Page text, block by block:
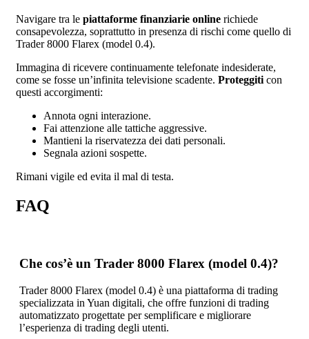
Navigare tra le piattaforme finanziarie online richiede
consapevolezza, soprattutto in presenza di rischi come quello di
Trader 8000 Flarex (model 0.4).
Immagina di ricevere continuamente telefonate indesiderate,
come se fosse un’infinita televisione scadente. Proteggiticon
questi accorgimenti:
Annota ogni interazione.
Fai attenzione alle tattiche aggressive.
Mantieni la riservatezza dei dati personali.
Segnala azioni sospette.
Rimani vigile ed evita il mal di testa.
FAQ
Che cos’è un Trader 8000 Flarex (model 0.4)?
Trader 8000 Flarex (model 0.4) è una piattaforma di trading
specializzata in Yuan digitali, che offre funzioni di trading
automatizzato progettate per semplificare e migliorare
l’esperienza di trading degli utenti.